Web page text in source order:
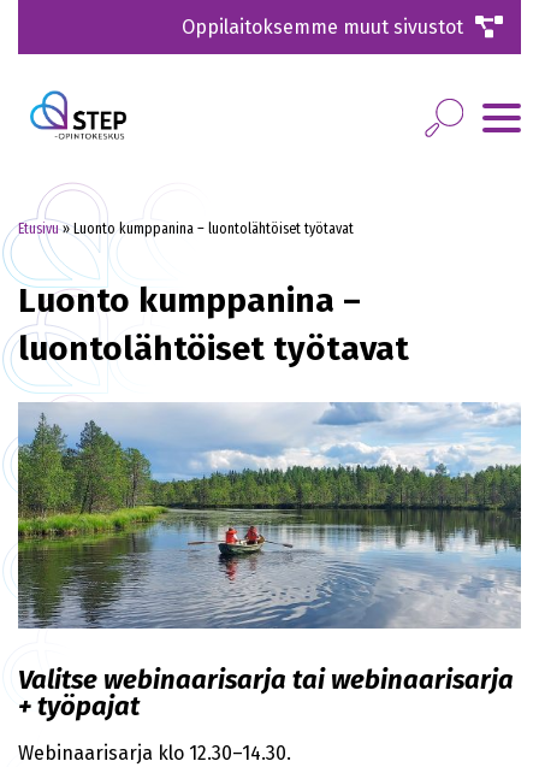
Oppilaitoksemme muut sivustot
Etusivu»Luonto kumppanina – luontolähtöiset työtavat
Luonto kumppanina –
luontolähtöiset työtavat
Valitse webinaarisarja tai webinaarisarja
+ työpajat
Webinaarisarja klo 12.30–14.30.